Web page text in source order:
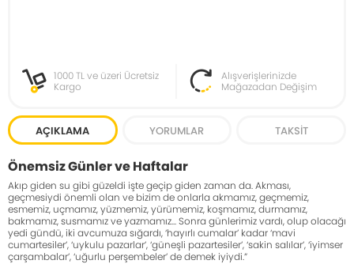
1000 TL ve üzeri Ücretsiz
Kargo
Alışverişlerinizde
Mağazadan Değişim
AÇIKLAMA YORUMLAR TAKSIT
Önemsiz Günler ve Haftalar
Akıp giden su gibi güzeldi işte geçip giden zaman da. Akması,
geçmesiydi önemli olan ve bizim de onlarla akmamız, geçmemiz,
esmemiz, uçmamız, yüzmemiz, yürümemiz, koşmamız, durmamız,
bakmamız, susmamız ve yazmamız... Sonra günlerimiz vardı, olup olacağı
yedi gündü, iki avcumuza sığardı, ‘hayırlı cumalar’ kadar ‘mavi
cumartesiler’, ‘uykulu pazarlar’, ‘güneşli pazartesiler’, ‘sakin salılar’, ‘iyimser
çarşambalar’, ‘uğurlu perşembeler’ de demek iyiydi.”